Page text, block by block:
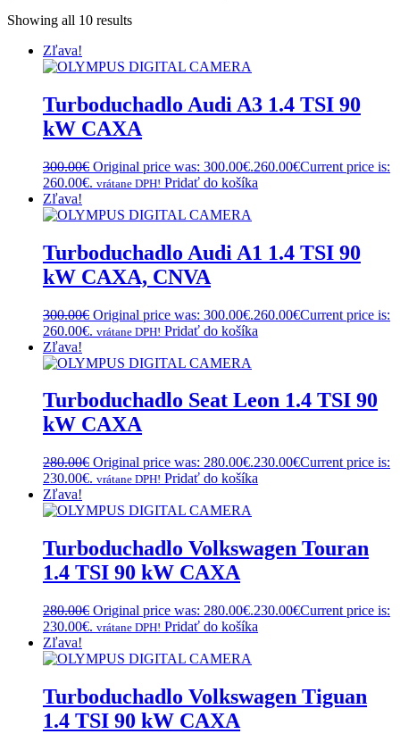
Showing all 10 results
Zľava!
Turboduchadlo Audi A3 1.4 TSI 90
kW CAXA
300.00€ Original price was: 300.00€.260.00€Current price is:
260.00€. vrátane DPH! Pridať do košíka
Zľava!
Turboduchadlo Audi A1 1.4 TSI 90
kW CAXA, CNVA
300.00€ Original price was: 300.00€.260.00€Current price is:
260.00€. vrátane DPH! Pridať do košíka
Zľava!
Turboduchadlo Seat Leon 1.4 TSI 90
kW CAXA
280.00€ Original price was: 280.00€.230.00€Current price is:
230.00€. vrátane DPH! Pridať do košíka
Zľava!
Turboduchadlo Volkswagen Touran
1.4 TSI 90 kW CAXA
280.00€ Original price was: 280.00€.230.00€Current price is:
230.00€. vrátane DPH! Pridať do košíka
Zľava!
Turboduchadlo Volkswagen Tiguan
1.4 TSI 90 kW CAXA